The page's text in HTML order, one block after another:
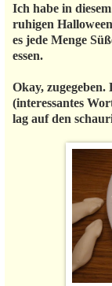
Ich habe in
ruhigen
es jede Menge
essen.
Okay,
(interessantes
lag auf den